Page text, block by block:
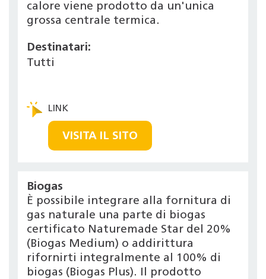
calore viene prodotto da un'unica
grossa centrale termica.
Destinatari:
Tutti
VISITA IL SITO
Biogas
È possibile integrare alla fornitura di
gas naturale una parte di biogas
certificato Naturemade Star del 20%
(Biogas Medium) o addirittura
rifornirti integralmente al 100% di
biogas (Biogas Plus). Il prodotto